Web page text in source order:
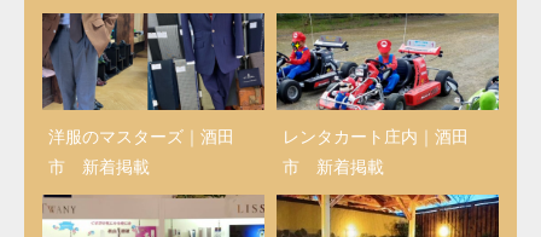
洋服のマスターズ｜酒田
市 新着掲載
レンタカート庄内｜酒田
市 新着掲載